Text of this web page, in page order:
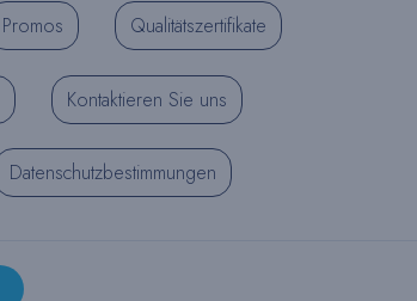
Promos Qualitätszertifikate
Kontaktieren Sie uns
Datenschutzbestimmungen